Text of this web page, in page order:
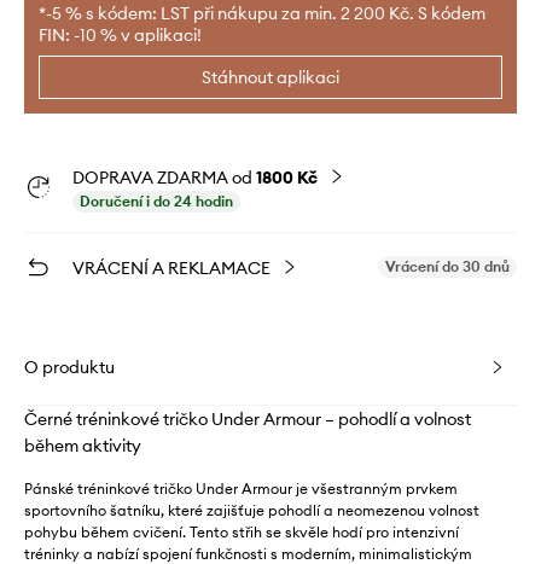
*-5 % s kódem: LST při nákupu za min. 2 200 Kč. S kódem
FIN: -10 % v aplikaci!
Stáhnout aplikaci
DOPRAVA ZDARMA od 1800 Kč
Doručení i do 24 hodin
VRÁCENÍ A REKLAMACE Vrácení do 30 dnů
O produktu
Černé tréninkové tričko Under Armour – pohodlí a volnost
během aktivity
Pánské tréninkové tričko Under Armour je všestranným prvkem
sportovního šatníku, které zajišťuje pohodlí a neomezenou volnost
pohybu během cvičení. Tento střih se skvěle hodí pro intenzivní
tréninky a nabízí spojení funkčnosti s moderním, minimalistickým